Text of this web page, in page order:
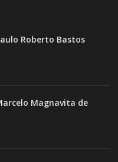
Roberto Bastos
Magnavita de